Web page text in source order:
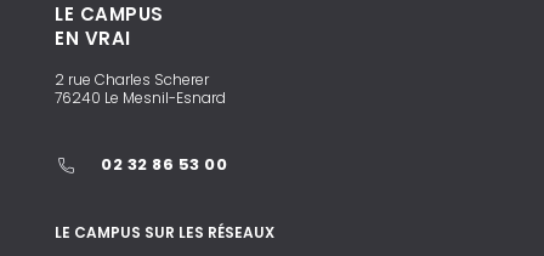
LE CAMPUS
EN VRAI
2 rue Charles Scherer
76240 Le Mesnil-Esnard
02 32 86 53 00
LE CAMPUS SUR LES RÉSEAUX